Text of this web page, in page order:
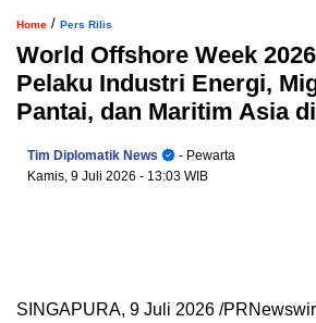
Home / Pers Rilis
World Offshore Week
Pelaku Industri Energi,
Pantai, dan Maritim Asia
Tim Diplomatik News
- Pewarta
Kamis, 9 Juli 2026 - 13:03 WIB
SINGAPURA, 9 Juli 2026 /